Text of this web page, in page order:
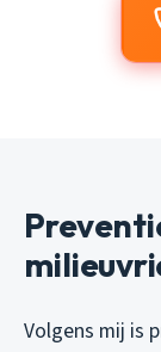
Volgens mij is